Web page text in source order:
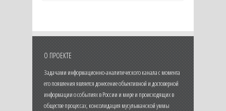
О ПРОЕКТЕ
Задачами информационно-аналитического канала с момента
его появления является донесение объективной и достоверной
информации о событиях в России и мире и происходящих в
обществе процессах, консолидация мусульманской уммы